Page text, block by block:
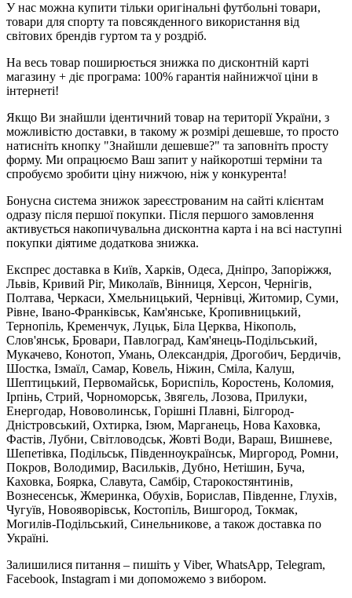
У нас можна купити тільки оригінальні футбольні товари,
товари для спорту та повсякденного використання від
світових брендів гуртом та у роздріб.
На весь товар поширюється знижка по дисконтній карті
магазину + діє програма: 100% гарантія найнижчої ціни в
інтернеті!
Якщо Ви знайшли ідентичний товар на території України, з
можливістю доставки, в такому ж розмірі дешевше, то просто
натисніть кнопку "Знайшли дешевше?" та заповніть просту
форму. Ми опрацюємо Ваш запит у найкоротші терміни та
спробуємо зробити ціну нижчою, ніж у конкурента!
Бонусна система знижок зареєстрованим на сайті клієнтам
одразу після першої покупки. Після першого замовлення
активується накопичувальна дисконтна карта і на всі наступні
покупки діятиме додаткова знижка.
Експрес доставка в Київ, Харків, Одеса, Дніпро, Запоріжжя,
Львів, Кривий Ріг, Миколаїв, Вінниця, Херсон, Чернігів,
Полтава, Черкаси, Хмельницький, Чернівці, Житомир, Суми,
Рівне, Івано-Франківськ, Кам'янське, Кропивницький,
Тернопіль, Кременчук, Луцьк, Біла Церква, Нікополь,
Слов'янськ, Бровари, Павлоград, Кам'янець-Подільський,
Мукачево, Конотоп, Умань, Олександрія, Дрогобич, Бердичів,
Шостка, Ізмаїл, Самар, Ковель, Ніжин, Сміла, Калуш,
Шептицький, Первомайськ, Бориспіль, Коростень, Коломия,
Ірпінь, Стрий, Чорноморськ, Звягель, Лозова, Прилуки,
Енергодар, Нововолинськ, Горішні Плавні, Білгород-
Дністровський, Охтирка, Ізюм, Марганець, Нова Каховка,
Фастів, Лубни, Світловодськ, Жовті Води, Вараш, Вишневе,
Шепетівка, Подільськ, Південноукраїнськ, Миргород, Ромни,
Покров, Володимир, Васильків, Дубно, Нетішин, Буча,
Каховка, Боярка, Славута, Самбір, Старокостянтинів,
Вознесенськ, Жмеринка, Обухів, Борислав, Південне, Глухів,
Чугуїв, Новояворівськ, Костопіль, Вишгород, Токмак,
Могилів-Подільський, Синельникове, а також доставка по
Україні.
Залишилися питання – пишіть у Viber, WhatsApp, Telegram,
Facebook, Instagram і ми допоможемо з вибором.